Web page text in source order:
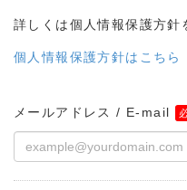
詳しくは個人情報保護方針
個人情報保護方針はこちら
メールアドレス / E-mail